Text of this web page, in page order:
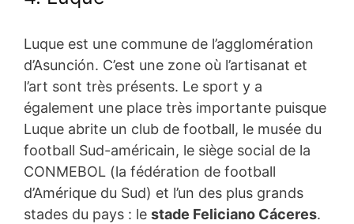
Luque est une commune de l’agglomération
d’Asunción. C’est une zone où l’artisanat et
l’art sont très présents. Le sport y a
également une place très importante puisque
Luque abrite un club de football, le musée du
football Sud-américain, le siège social de la
CONMEBOL (la fédération de football
d’Amérique du Sud) et l’un des plus grands
stades du pays : le stade Feliciano Cáceres.